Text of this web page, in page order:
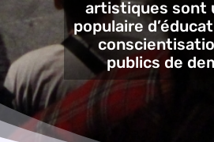
artistiques sont
populaire
publics de